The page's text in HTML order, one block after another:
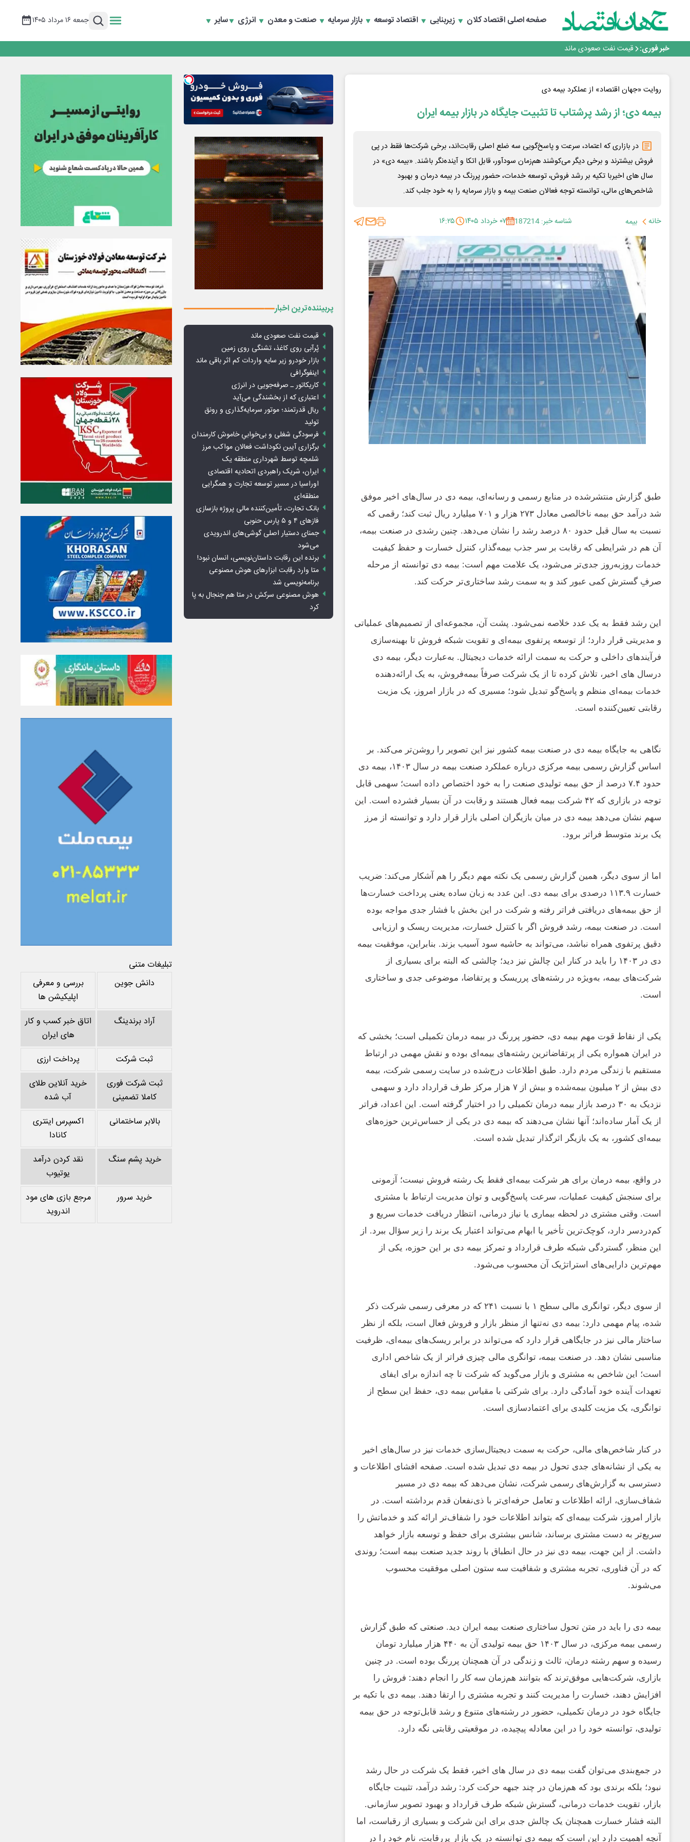
صفحه اصلیاقتصاد کلان زیربنایی اقتصاد توسعه بازار سرمایه صنعت و معدن انرژی سایر جمعه ۱۶ مرداد ۱۴۰۵
خبر فوری:
اینفوگرافی
قیمت نفت صعودی ماند
پُرآبی روی کاغذ، تشنگی روی زمین
بازار خودرو زیر سایه واردات کم اثر باقی ماند
اینفوگرافی
کاریکاتور ـ صرفه‌جویی در انرژی
قیمت نفت صعودی ماند
پُرآبی روی کاغذ، تشنگی روی زمین
روایت «جهان اقتصاد» از عملکرد بیمه دی
بیمه دی؛ از رشد پرشتاب تا تثبیت جایگاه در بازار بیمه ایران
در بازاری که اعتماد، سرعت و پاسخ‌گویی سه ضلع اصلی رقابت‌اند، برخی شرکت‌ها فقط در پی
فروش بیشترند و برخی دیگر می‌کوشند هم‌زمان سودآور، قابل اتکا و آینده‌نگر باشند. «بیمه دی» در
سال های اخیربا تکیه بر رشد فروش، توسعه خدمات، حضور پررنگ در بیمه درمان و بهبود
شاخص‌های مالی، توانسته توجه فعالان صنعت بیمه و بازار سرمایه را به خود جلب کند.
خانه بیمه شناسه خبر: 187214 ۰۷ خرداد ۱۴۰۵ ۱۶:۲۵
طبق گزارش منتشرشده در منابع رسمی و رسانه‌ای، بیمه دی در سال‌های اخیر موفق
شد درآمد حق بیمه ناخالصی معادل ۲۷۳ هزار و ۷۰۱ میلیارد ریال ثبت کند؛ رقمی که
نسبت به سال قبل حدود ۸۰ درصد رشد را نشان می‌دهد. چنین رشدی در صنعت بیمه،
آن هم در شرایطی که رقابت بر سر جذب بیمه‌گذار، کنترل خسارت و حفظ کیفیت
خدمات روزبه‌روز جدی‌تر می‌شود، یک علامت مهم است: بیمه دی توانسته از مرحله
صرفِ گسترش کمی عبور کند و به سمت رشد ساختاری‌تر حرکت کند.
این رشد فقط به یک عدد خلاصه نمی‌شود. پشت آن، مجموعه‌ای از تصمیم‌های عملیاتی
و مدیریتی قرار دارد؛ از توسعه پرتفوی بیمه‌ای و تقویت شبکه فروش تا بهینه‌سازی
فرآیندهای داخلی و حرکت به سمت ارائه خدمات دیجیتال. به‌عبارت دیگر، بیمه دی
درسال های اخیر، تلاش کرده تا از یک شرکت صرفاً بیمه‌فروش، به یک ارائه‌دهنده
خدمات بیمه‌ای منظم و پاسخ‌گو تبدیل شود؛ مسیری که در بازار امروز، یک مزیت
رقابتی تعیین‌کننده است.
نگاهی به جایگاه بیمه دی در صنعت بیمه کشور نیز این تصویر را روشن‌تر می‌کند. بر
اساس گزارش رسمی بیمه مرکزی درباره عملکرد صنعت بیمه در سال ۱۴۰۳، بیمه دی
حدود ۷.۴ درصد از حق بیمه تولیدی صنعت را به خود اختصاص داده است؛ سهمی قابل
توجه در بازاری که ۴۲ شرکت بیمه فعال هستند و رقابت در آن بسیار فشرده است. این
سهم نشان می‌دهد بیمه دی در میان بازیگران اصلی بازار قرار دارد و توانسته از مرز
یک برند متوسط فراتر برود.
اما از سوی دیگر، همین گزارش رسمی یک نکته مهم دیگر را هم آشکار می‌کند: ضریب
خسارت ۱۱۳.۹ درصدی برای بیمه دی. این عدد به زبان ساده یعنی پرداخت خسارت‌ها
از حق بیمه‌های دریافتی فراتر رفته و شرکت در این بخش با فشار جدی مواجه بوده
است. در صنعت بیمه، رشد فروش اگر با کنترل خسارت، مدیریت ریسک و ارزیابی
دقیق پرتفوی همراه نباشد، می‌تواند به حاشیه سود آسیب بزند. بنابراین، موفقیت بیمه
دی در ۱۴۰۳ را باید در کنار این چالش نیز دید؛ چالشی که البته برای بسیاری از
شرکت‌های بیمه، به‌ویژه در رشته‌های پرریسک و پرتقاضا، موضوعی جدی و ساختاری
است.
یکی از نقاط قوت مهم بیمه دی، حضور پررنگ در بیمه درمان تکمیلی است؛ بخشی که
در ایران همواره یکی از پرتقاضاترین رشته‌های بیمه‌ای بوده و نقش مهمی در ارتباط
مستقیم با زندگی مردم دارد. طبق اطلاعات درج‌شده در سایت رسمی شرکت، بیمه
دی بیش از ۲ میلیون بیمه‌شده و بیش از ۷ هزار مرکز طرف قرارداد دارد و سهمی
نزدیک به ۳۰ درصد بازار بیمه درمان تکمیلی را در اختیار گرفته است. این اعداد، فراتر
از یک آمار ساده‌اند؛ آنها نشان می‌دهند که بیمه دی در یکی از حساس‌ترین حوزه‌های
بیمه‌ای کشور، به یک بازیگر اثرگذار تبدیل شده است.
در واقع، بیمه درمان برای هر شرکت بیمه‌ای فقط یک رشته فروش نیست؛ آزمونی
برای سنجش کیفیت عملیات، سرعت پاسخ‌گویی و توان مدیریت ارتباط با مشتری
است. وقتی مشتری در لحظه بیماری یا نیاز درمانی، انتظار دریافت خدمات سریع و
کم‌دردسر دارد، کوچک‌ترین تأخیر یا ابهام می‌تواند اعتبار یک برند را زیر سؤال ببرد. از
این منظر، گستردگی شبکه طرف قرارداد و تمرکز بیمه دی بر این حوزه، یکی از
مهم‌ترین دارایی‌های استراتژیک آن محسوب می‌شود.
از سوی دیگر، توانگری مالی سطح ۱ با نسبت ۲۴۱ که در معرفی رسمی شرکت ذکر
شده، پیام مهمی دارد: بیمه دی نه‌تنها از منظر بازار و فروش فعال است، بلکه از نظر
ساختار مالی نیز در جایگاهی قرار دارد که می‌تواند در برابر ریسک‌های بیمه‌ای، ظرفیت
مناسبی نشان دهد. در صنعت بیمه، توانگری مالی چیزی فراتر از یک شاخص اداری
است؛ این شاخص به مشتری و بازار می‌گوید که شرکت تا چه اندازه برای ایفای
تعهدات آینده خود آمادگی دارد. برای شرکتی با مقیاس بیمه دی، حفظ این سطح از
توانگری، یک مزیت کلیدی برای اعتمادسازی است.
در کنار شاخص‌های مالی، حرکت به سمت دیجیتال‌سازی خدمات نیز در سال‌های اخیر
به یکی از نشانه‌های جدی تحول در بیمه دی تبدیل شده است. صفحه افشای اطلاعات و
دسترسی به گزارش‌های رسمی شرکت، نشان می‌دهد که بیمه دی در مسیر
شفاف‌سازی، ارائه اطلاعات و تعامل حرفه‌ای‌تر با ذی‌نفعان قدم برداشته است. در
بازار امروز، شرکت بیمه‌ای که بتواند اطلاعات خود را شفاف‌تر ارائه کند و خدماتش را
سریع‌تر به دست مشتری برساند، شانس بیشتری برای حفظ و توسعه بازار خواهد
داشت. از این جهت، بیمه دی نیز در حال انطباق با روند جدید صنعت بیمه است؛ روندی
که در آن فناوری، تجربه مشتری و شفافیت سه ستون اصلی موفقیت محسوب
می‌شوند.
بیمه دی را باید در متن تحول ساختاری صنعت بیمه ایران دید. صنعتی که طبق گزارش
رسمی بیمه مرکزی، در سال ۱۴۰۳ حق بیمه تولیدی آن به ۴۴۰ هزار میلیارد تومان
رسیده و سهم رشته درمان، ثالث و زندگی در آن همچنان پررنگ بوده است. در چنین
بازاری، شرکت‌هایی موفق‌ترند که بتوانند هم‌زمان سه کار را انجام دهند: فروش را
افزایش دهند، خسارت را مدیریت کنند و تجربه مشتری را ارتقا دهند. بیمه دی با تکیه بر
جایگاه خود در درمان تکمیلی، حضور در رشته‌های متنوع و رشد قابل‌توجه در حق بیمه
تولیدی، توانسته خود را در این معادله پیچیده، در موقعیتی رقابتی نگه دارد.
در جمع‌بندی می‌توان گفت بیمه دی در سال های اخیر، فقط یک شرکت در حال رشد
نبود؛ بلکه برندی بود که هم‌زمان در چند جبهه حرکت کرد: رشد درآمد، تثبیت جایگاه
بازار، تقویت خدمات درمانی، گسترش شبکه طرف قرارداد و بهبود تصویر سازمانی.
البته فشار خسارت همچنان یک چالش جدی برای این شرکت و بسیاری از رقباست، اما
آنچه اهمیت دارد این است که بیمه دی توانسته در یک بازار پررقابت، نام خود را در
پربیننده‌ترین اخبار
قیمت نفت صعودی ماند
پُرآبی روی کاغذ، تشنگی روی زمین
بازار خودرو زیر سایه واردات کم اثر باقی ماند
اینفوگرافی
کاریکاتور ـ صرفه‌جویی در انرژی
اعتباری که از بخشندگی می‌آید
ریال قدرتمند؛ موتور سرمایه‌گذاری و رونق
تولید
فرسودگی شغلی و بی‌خوابیِ خاموش کارمندان
برگزاری آیین نکوداشت فعالان مواکب مرز
شلمچه توسط شهرداری منطقه یک
ایران، شریک راهبردی اتحادیه اقتصادی
اوراسیا در مسیر توسعه تجارت و همگرایی
منطقه‌ای
بانک تجارت، تأمین‌کننده مالی پروژه بازسازی
فازهای ۴ و ۵ پارس حنوبی
جمنای دستیار اصلی گوشی‌های اندرویدی
می‌شود
برنده این رقابت داستان‌نویسی، انسان نبود!
متا وارد رقابت ابزارهای هوش مصنوعی
برنامه‌نویسی شد
هوش مصنوعی سرکش در متا هم جنجال به پا
کرد
تبلیغات متنی
دانش جوین
بررسی و معرفی
اپلیکیشن ها
آراد برندینگ
اتاق خبر کسب و کار
های ایران
ثبت شرکت
پرداخت ارزی
ثبت شرکت فوری
کاملا تضمینی
خرید آنلاین طلای
آب شده
بالابر ساختمانی
اکسپرس اینتری
کانادا
خرید پشم سنگ
نقد کردن درآمد
یوتیوب
خرید سرور
مرجع بازی های مود
اندروید